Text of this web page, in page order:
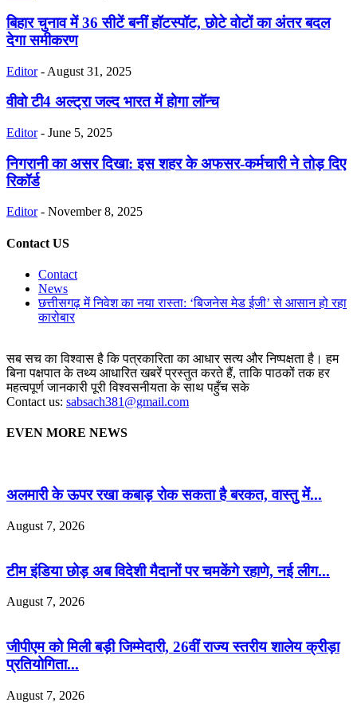
बिहार चुनाव में 36 सीटें बनीं हॉटस्पॉट, छोटे वोटों का अंतर बदल
देगा समीकरण
Editor - August 31, 2025
वीवो टी4 अल्‍ट्रा जल्द भारत में होगा लॉन्‍च
Editor - June 5, 2025
निगरानी का असर दिखा: इस शहर के अफसर-कर्मचारी ने तोड़ दिए
रिकॉर्ड
Editor - November 8, 2025
Contact US
Contact
News
छत्तीसगढ़ में निवेश का नया रास्ता: ‘बिजनेस मेड ईजी’ से आसान हो रहा
कारोबार
सब सच का विश्वास है कि पत्रकारिता का आधार सत्य और निष्पक्षता है। हम
बिना पक्षपात के तथ्य आधारित खबरें प्रस्तुत करते हैं, ताकि पाठकों तक हर
महत्वपूर्ण जानकारी पूरी विश्वसनीयता के साथ पहुँच सके
Contact us: sabsach381@gmail.com
EVEN MORE NEWS
अलमारी के ऊपर रखा कबाड़ रोक सकता है बरकत, वास्तु में...
August 7, 2026
टीम इंडिया छोड़ अब विदेशी मैदानों पर चमकेंगे रहाणे, नई लीग...
August 7, 2026
जीपीएम को मिली बड़ी जिम्मेदारी, 26वीं राज्य स्तरीय शालेय क्रीड़ा
प्रतियोगिता...
August 7, 2026